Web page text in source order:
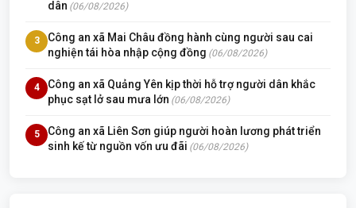
dân (06/08/2026)
3
Công an xã Mai Châu đồng hành cùng người sau cai
nghiện tái hòa nhập cộng đồng (06/08/2026)
4
Công an xã Quảng Yên kịp thời hỗ trợ người dân khắc
phục sạt lở sau mưa lớn (06/08/2026)
5
Công an xã Liên Sơn giúp người hoàn lương phát triển
sinh kế từ nguồn vốn ưu đãi (06/08/2026)